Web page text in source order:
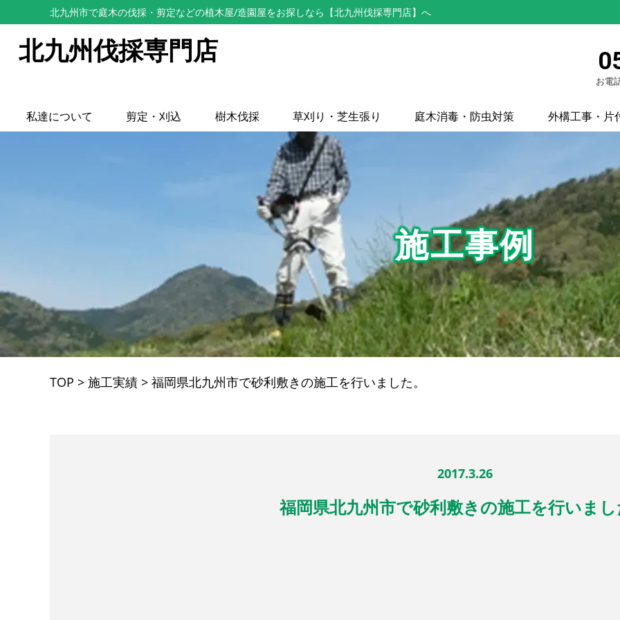
北九州市で庭木の伐採・剪定などの植木屋/造園屋をお探しなら【北九州伐採専門店】へ
北九州伐採専門店
お電
私達について 剪定・刈込 樹木伐採 草刈り・芝生張り 庭木消毒・防虫対策 外構工事・片
施工事例
TOP > 施工実績 > 福岡県北九州市で砂利敷きの施工を行いました。
2017.3.26
福岡県北九州市で砂利敷きの施工を行いま